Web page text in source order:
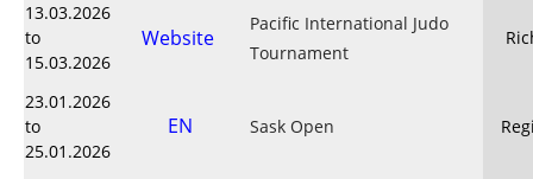
13.03.2026
to
15.03.2026
Website
Pacific International Judo
Tournament
23.01.2026
to
25.01.2026
EN Sask Open